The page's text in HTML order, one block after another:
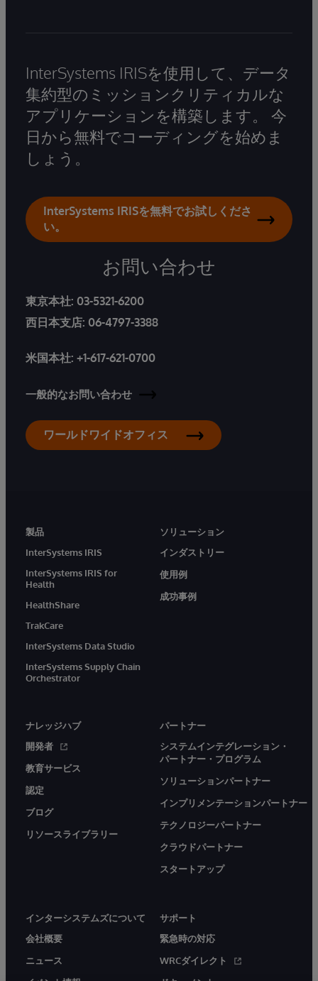
InterSystems IRISを使用して、データ
集約型のミッションクリティカルな
アプリケーションを構築します。 今
日から無料でコーディングを始めま
しょう。
InterSystems IRISを無料でお試しくださ
い。
お問い合わせ
東京本社: 03-5321-6200
西日本支店: 06-4797-3388
米国本社: +1-617-621-0700
一般的なお問い合わせ
ワールドワイドオフィス
製品
InterSystems IRIS
InterSystems IRIS for
Health
HealthShare
TrakCare
InterSystems Data Studio
InterSystems Supply Chain
Orchestrator
ソリューション
インダストリー
使用例
成功事例
ナレッジハブ
開発者
教育サービス
認定
ブログ
リソースライブラリー
パートナー
システムインテグレーション・
パートナー・プログラム
ソリューションパートナー
インプリメンテーションパートナー
テクノロジーパートナー
クラウドパートナー
スタートアップ
インターシステムズについて
会社概要
ニュース
サポート
緊急時の対応
WRCダイレクト